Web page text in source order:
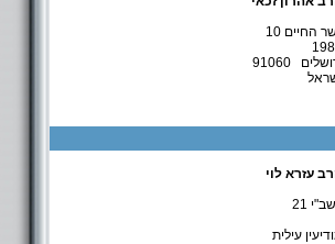
החיים 10
91060
עזרא לוי
21
עילית